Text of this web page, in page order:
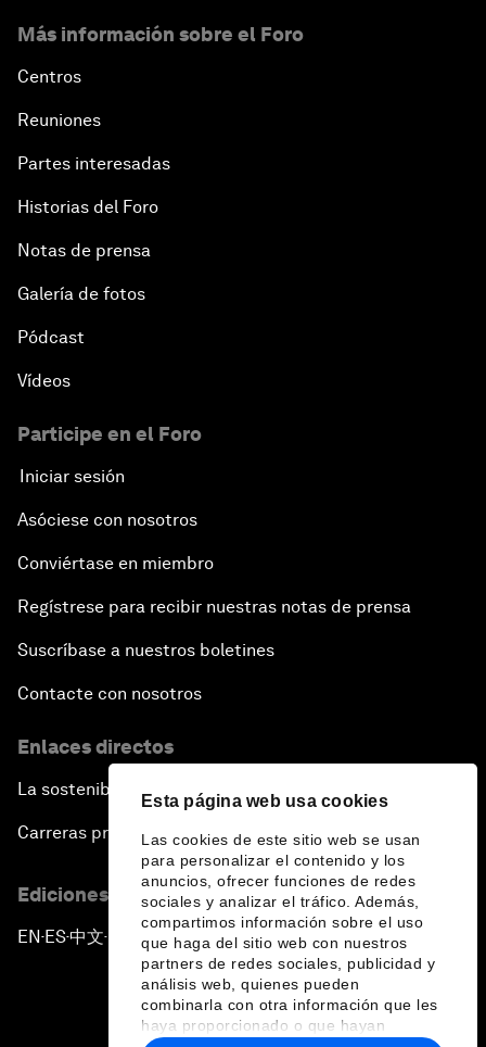
Esta página web usa cookies
Las cookies de este sitio web se usan
para personalizar el contenido y los
anuncios, ofrecer funciones de redes
sociales y analizar el tráfico. Además,
compartimos información sobre el uso
que haga del sitio web con nuestros
partners de redes sociales, publicidad y
análisis web, quienes pueden
combinarla con otra información que les
haya proporcionado o que hayan
Más información sobre el Foro
Centros
Reuniones
Partes interesadas
Historias del Foro
Notas de prensa
Galería de fotos
Pódcast
Vídeos
Participe en el Foro
Iniciar sesión
Asóciese con nosotros
Conviértase en miembro
Regístrese para recibir nuestras notas de prensa
Suscríbase a nuestros boletines
Contacte con nosotros
Enlaces directos
La sostenibilidad en el Foro
Carreras profesionales
Ediciones en otros idiomas
EN ▪ES▪中文▪ 日本語